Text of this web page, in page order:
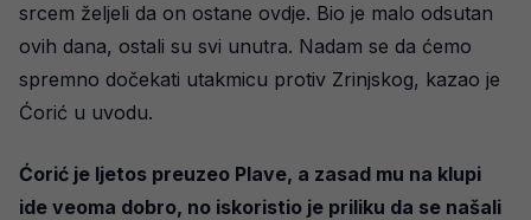
srcem željeli da on ostane ovdje. Bio je malo odsutan
ovih dana, ostali su svi unutra. Nadam se da ćemo
spremno dočekati utakmicu protiv Zrinjskog, kazao je
Ćorić u uvodu.
Ćorić je ljetos preuzeo Plave, a zasad mu na klupi
ide veoma dobro, no iskoristio je priliku da se našali